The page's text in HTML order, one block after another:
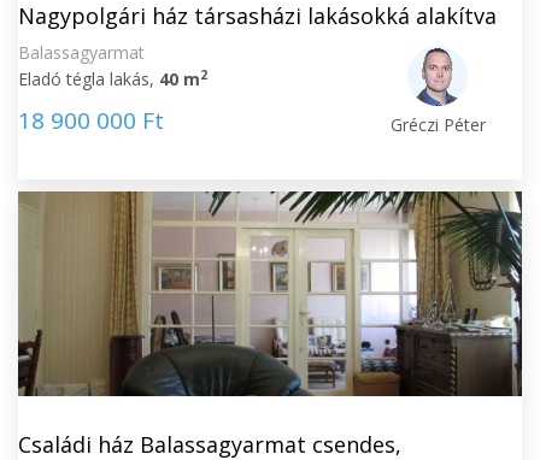
Nagypolgári ház társasházi lakásokká alakítva
Balassagyarmat
Eladó tégla lakás, 40 m2
18 900 000 Ft Gréczi Péter
Családi ház Balassagyarmat csendes,